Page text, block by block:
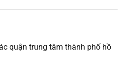
quận trung tâm thành phố hồ